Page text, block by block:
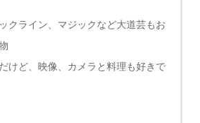
クライン、マジックなど大道芸もお
けど、映像、カメラと料理も好きで